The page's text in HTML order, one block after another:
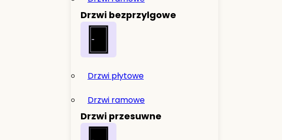
Drzwi bezprzylgowe
Drzwi płytowe
Drzwi ramowe
Drzwi przesuwne